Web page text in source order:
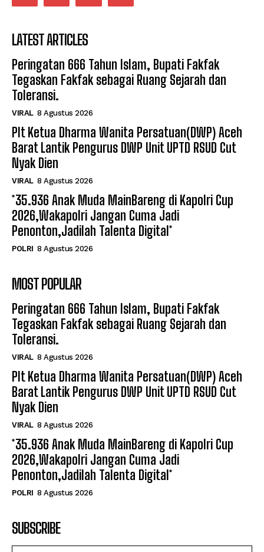
LATEST ARTICLES
Peringatan 666 Tahun Islam, Bupati Fakfak
Tegaskan Fakfak sebagai Ruang Sejarah dan
Toleransi.
VIRAL 8 Agustus 2026
Plt Ketua Dharma Wanita Persatuan(DWP) Aceh
Barat Lantik Pengurus DWP Unit UPTD RSUD Cut
Nyak Dien
VIRAL 8 Agustus 2026
*35.936 Anak Muda MainBareng di Kapolri Cup
2026,Wakapolri Jangan Cuma Jadi
Penonton,Jadilah Talenta Digital*
POLRI 8 Agustus 2026
MOST POPULAR
Peringatan 666 Tahun Islam, Bupati Fakfak
Tegaskan Fakfak sebagai Ruang Sejarah dan
Toleransi.
VIRAL 8 Agustus 2026
Plt Ketua Dharma Wanita Persatuan(DWP) Aceh
Barat Lantik Pengurus DWP Unit UPTD RSUD Cut
Nyak Dien
VIRAL 8 Agustus 2026
*35.936 Anak Muda MainBareng di Kapolri Cup
2026,Wakapolri Jangan Cuma Jadi
Penonton,Jadilah Talenta Digital*
POLRI 8 Agustus 2026
SUBSCRIBE